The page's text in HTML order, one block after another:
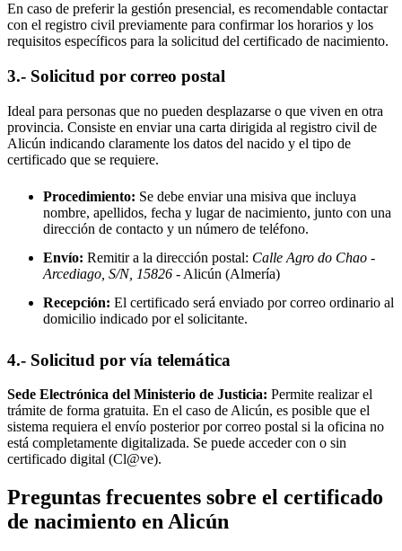
En caso de preferir la gestión presencial, es recomendable contactar
con el registro civil previamente para confirmar los horarios y los
requisitos específicos para la solicitud del certificado de nacimiento.
3.- Solicitud por correo postal
Ideal para personas que no pueden desplazarse o que viven en otra
provincia. Consiste en enviar una carta dirigida al registro civil de
Alicún indicando claramente los datos del nacido y el tipo de
certificado que se requiere.
Procedimiento: Se debe enviar una misiva que incluya
nombre, apellidos, fecha y lugar de nacimiento, junto con una
dirección de contacto y un número de teléfono.
Envío: Remitir a la dirección postal: Calle Agro do Chao -
Arcediago, S/N, 15826 - Alicún (Almería)
Recepción: El certificado será enviado por correo ordinario al
domicilio indicado por el solicitante.
4.- Solicitud por vía telemática
Sede Electrónica del Ministerio de Justicia: Permite realizar el
trámite de forma gratuita. En el caso deAlicún, es posible que el
sistema requiera el envío posterior por correo postal si la oficina no
está completamente digitalizada. Se puede acceder con o sin
certificado digital (Cl@ve).
Preguntas frecuentes sobre el certificado
de nacimiento enAlicún